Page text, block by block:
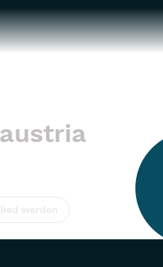
austria
werden